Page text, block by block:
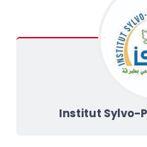
Institut Sylvo-